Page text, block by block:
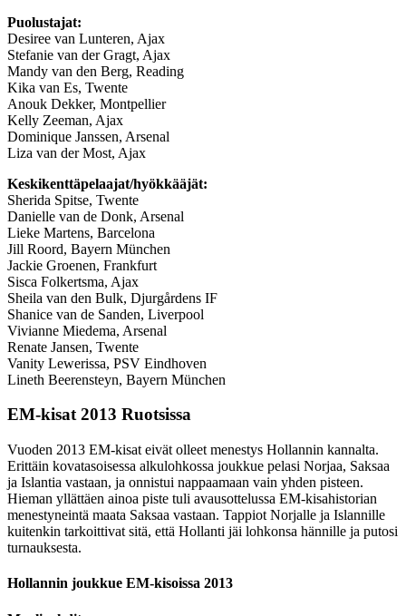
Puolustajat:
Desiree van Lunteren, Ajax
Stefanie van der Gragt, Ajax
Mandy van den Berg, Reading
Kika van Es, Twente
Anouk Dekker, Montpellier
Kelly Zeeman, Ajax
Dominique Janssen, Arsenal
Liza van der Most, Ajax
Keskikenttäpelaajat/hyökkääjät:
Sherida Spitse, Twente
Danielle van de Donk, Arsenal
Lieke Martens, Barcelona
Jill Roord, Bayern München
Jackie Groenen, Frankfurt
Sisca Folkertsma, Ajax
Sheila van den Bulk, Djurgårdens IF
Shanice van de Sanden, Liverpool
Vivianne Miedema, Arsenal
Renate Jansen, Twente
Vanity Lewerissa, PSV Eindhoven
Lineth Beerensteyn, Bayern München
EM-kisat 2013 Ruotsissa
Vuoden 2013 EM-kisat eivät olleet menestys Hollannin kannalta.
Erittäin kovatasoisessa alkulohkossa joukkue pelasi Norjaa, Saksaa
ja Islantia vastaan, ja onnistui nappaamaan vain yhden pisteen.
Hieman yllättäen ainoa piste tuli avausottelussa EM-kisahistorian
menestyneintä maata Saksaa vastaan. Tappiot Norjalle ja Islannille
kuitenkin tarkoittivat sitä, että Hollanti jäi lohkonsa hännille ja putosi
turnauksesta.
Hollannin joukkue EM-kisoissa 2013